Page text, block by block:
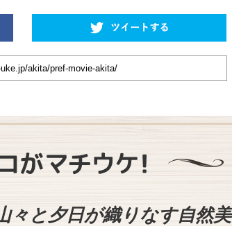
々と夕日が織りなす自然美